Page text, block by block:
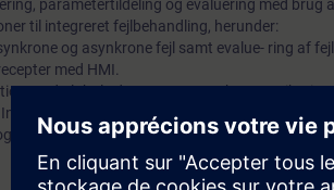
parametertildeling og evaluering med brug
til integreret fejlbehandling, herunder:
og asynkrone fejl samt evalue- ring af
med HMI.
med globale data, SFB-/SFC- kommunikation.
Ethernet.
demonstration af »Engineering-Tools«,